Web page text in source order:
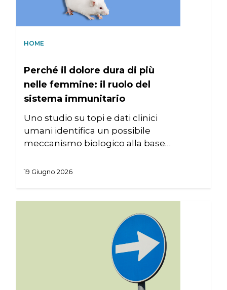
HOME
Perché il dolore dura di più
nelle femmine: il ruolo del
sistema immunitario
Uno studio su topi e dati clinici
umani identifica un possibile
meccanismo biologico alla base…
19 Giugno 2026